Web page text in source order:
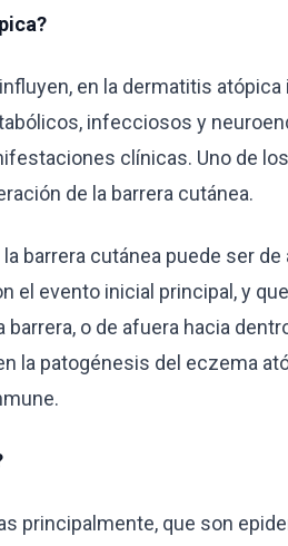
en la dermatitis
infecciosos y
clínicas. Uno de
de la barrera cutánea.
barrera cutánea puede ser
el evento inicial principal, y
o de afuera hacia
la patogénesis del eczema
principalmente, que son